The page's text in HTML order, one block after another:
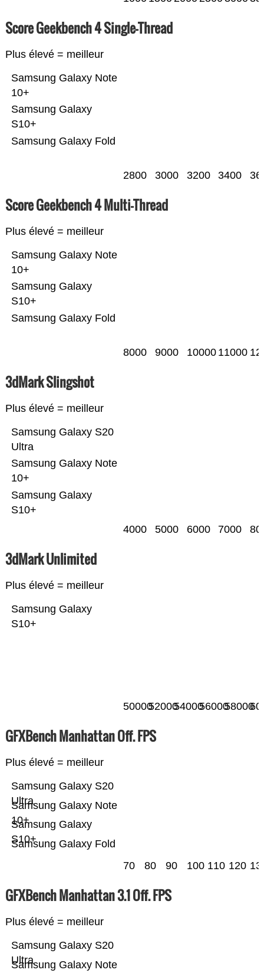
Score Geekbench 4 Single-Thread
Plus élevé = meilleur
Samsung Galaxy Fold
Samsung Galaxy
S10+
Samsung Galaxy Note
10+
2800 3000 3200 3400
Score Geekbench 4 Multi-Thread
Plus élevé = meilleur
Samsung Galaxy Fold
Samsung Galaxy
S10+
Samsung Galaxy Note
10+
8000 9000 10000 11000
3dMark Slingshot
Plus élevé = meilleur
Samsung Galaxy
S10+
Samsung Galaxy Note
10+
Samsung Galaxy S20
Ultra
4000 5000 6000 7000
3dMark Unlimited
Plus élevé = meilleur
Samsung Galaxy
S10+
5000052000540005600058000
GFXBench Manhattan Off. FPS
Plus élevé = meilleur
Samsung Galaxy Fold
Samsung Galaxy
S10+
Samsung Galaxy Note
10+
Samsung Galaxy S20
Ultra
70 80 90 100 110 120
GFXBench Manhattan 3.1 Off. FPS
Plus élevé = meilleur
Samsung Galaxy Note
Samsung Galaxy S20
Ultra